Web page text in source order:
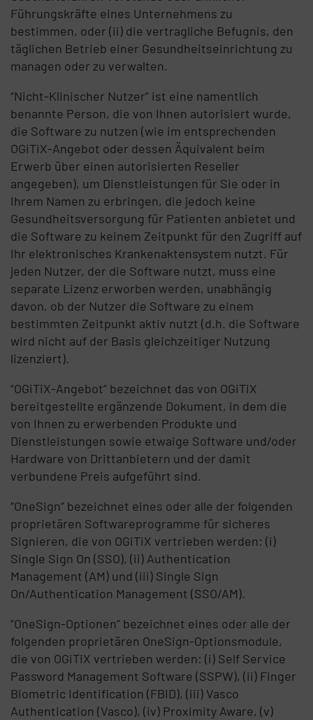
Führungskräfte eines Unternehmens zu
bestimmen, oder (ii) die vertragliche Befugnis, den
täglichen Betrieb einer Gesundheitseinrichtung zu
managen oder zu verwalten.
“Nicht-Klinischer Nutzer” ist eine namentlich
benannte Person, die von Ihnen autorisiert wurde,
die Software zu nutzen (wie im entsprechenden
OGiTiX-Angebot oder dessen Äquivalent beim
Erwerb über einen autorisierten Reseller
angegeben), um Dienstleistungen für Sie oder in
Ihrem Namen zu erbringen, die jedoch keine
Gesundheitsversorgung für Patienten anbietet und
die Software zu keinem Zeitpunkt für den Zugriff auf
Ihr elektronisches Krankenaktensystem nutzt. Für
jeden Nutzer, der die Software nutzt, muss eine
separate Lizenz erworben werden, unabhängig
davon, ob der Nutzer die Software zu einem
bestimmten Zeitpunkt aktiv nutzt (d.h. die Software
wird nicht auf der Basis gleichzeitiger Nutzung
lizenziert).
“OGiTiX-Angebot” bezeichnet das von OGiTiX
bereitgestellte ergänzende Dokument, in dem die
von Ihnen zu erwerbenden Produkte und
Dienstleistungen sowie etwaige Software und/oder
Hardware von Drittanbietern und der damit
verbundene Preis aufgeführt sind.
“OneSign” bezeichnet eines oder alle der folgenden
proprietären Softwareprogramme für sicheres
Signieren, die von OGiTiX vertrieben werden: (i)
Single Sign On (SSO), (ii) Authentication
Management (AM) und (iii) Single Sign
On/Authentication Management (SSO/AM).
“OneSign-Optionen” bezeichnet eines oder alle der
folgenden proprietären OneSign-Optionsmodule,
die von OGiTiX vertrieben werden: (i) Self Service
Password Management Software (SSPW), (ii) Finger
Biometric Identification (FBID), (iii) Vasco
Authentication (Vasco), (iv) Proximity Aware, (v)